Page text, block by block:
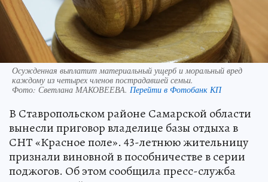
Осужденная выплатит материальный ущерб и моральный вред
каждому из четырех членов пострадавшей семьи.
Фото: Светлана МАКОВЕЕВА. Перейти в Фотобанк КП
В Ставропольском районе Самарской области
вынесли приговор владелице базы отдыха в
СНТ «Красное поле». 43-летнюю жительницу
признали виновной в пособничестве в серии
поджогов. Об этом сообщила пресс-служба